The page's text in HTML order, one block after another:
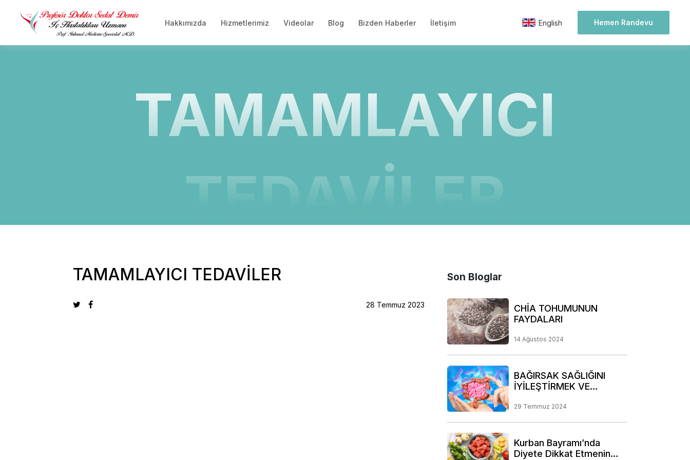
Hakkımızda Hizmetlerimiz Videolar Blog Bizden Haberler İletişim English Hemen Randevu
TAMAMLAYICI
TEDAVİLER
TAMAMLAYICI TEDAVİLER
28 Temmuz 2023
Son Bloglar
CHİA TOHUMUNUN
FAYDALARI
14 Ağustos 2024
BAĞIRSAK SAĞLIĞINI
İYİLEŞTİRMEK VE
EDİLMESİ GEREKEN
29 Temmuz 2024
Kurban Bayramı’nda
Diyete Dikkat Etmenin